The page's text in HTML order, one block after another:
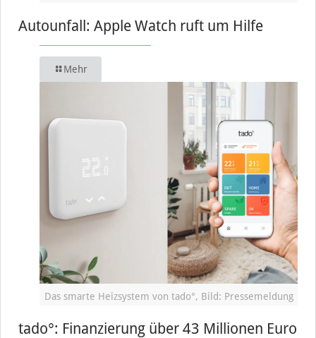
Autounfall: Apple Watch ruft um Hilfe
Mehr
Das smarte Heizsystem von tado°, Bild: Pressemeldung
tado°: Finanzierung über 43 Millionen Euro